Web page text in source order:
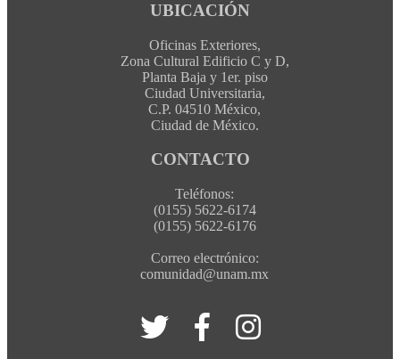
UBICACIÓN
Oficinas Exteriores,
Zona Cultural Edificio C y D,
Planta Baja y 1er. piso
Ciudad Universitaria,
C.P. 04510 México,
Ciudad de México.
CONTACTO
Teléfonos:
(0155) 5622-6174
(0155) 5622-6176
Correo electrónico:
comunidad@unam.mx